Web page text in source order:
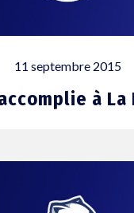
11 septembre 2015
à La